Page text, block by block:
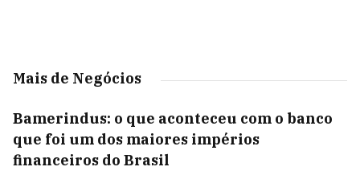
Mais de Negócios
Bamerindus: o que aconteceu com o banco
que foi um dos maiores impérios
financeiros do Brasil